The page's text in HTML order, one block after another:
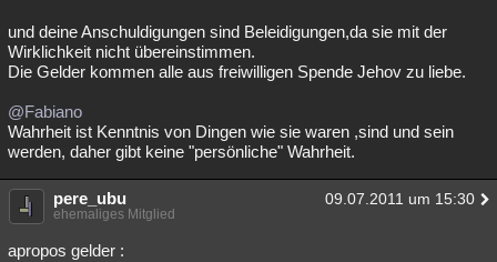
und deine Anschuldigungen sind Beleidigungen,da sie mit der
Wirklichkeit nicht übereinstimmen.
Die Gelder kommen alle aus freiwilligen Spende Jehov zu liebe.
@Fabiano
Wahrheit ist Kenntnis von Dingen wie sie waren ,sind und sein
werden, daher gibt keine "persönliche" Wahrheit.
pere_ubu 09.07.2011 um 15:30
ehemaliges Mitglied
apropos gelder :